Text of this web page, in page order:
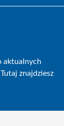
aktualnych
znajdziesz